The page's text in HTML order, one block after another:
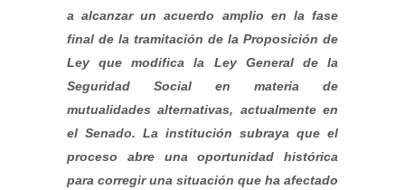
a alcanzar un acuerdo amplio en la fase
final de la tramitación de la Proposición de
Ley que modifica la Ley General de la
Seguridad Social en materia de
mutualidades alternativas, actualmente en
el Senado. La institución subraya que el
proceso abre una oportunidad histórica
para corregir una situación que ha afectado